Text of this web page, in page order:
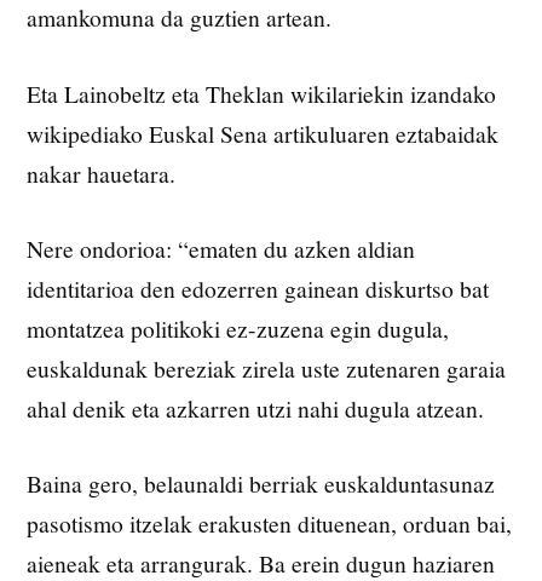
amankomuna da guztien artean.
Eta Lainobeltz eta Theklan wikilariekin izandako
wikipediako Euskal Sena artikuluaren eztabaidak
nakar hauetara.
Nere ondorioa: “ematen du azken aldian
identitarioa den edozerren gainean diskurtso bat
montatzea politikoki ez-zuzena egin dugula,
euskaldunak bereziak zirela uste zutenaren garaia
ahal denik eta azkarren utzi nahi dugula atzean.
Baina gero, belaunaldi berriak euskalduntasunaz
pasotismo itzelak erakusten dituenean, orduan bai,
aieneak eta arrangurak. Ba erein dugun haziaren